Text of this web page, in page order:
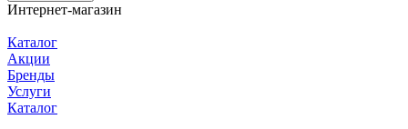
Интернет-магазин
Каталог
Акции
Бренды
Услуги
Каталог